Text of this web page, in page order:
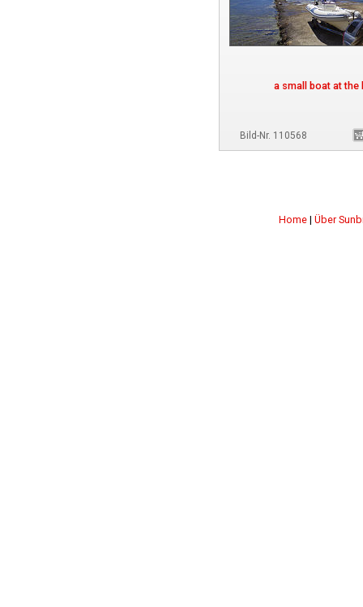
a small boat at the
Bild-Nr. 110568
Home | Über